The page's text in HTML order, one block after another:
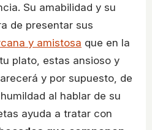
Su amabilidad y su
de presentar sus
y amistosa que en la
plato, estas ansioso y
y por supuesto, de
al hablar de su
ayuda a tratar con